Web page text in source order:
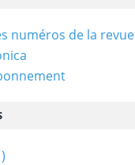
numéros de la revue